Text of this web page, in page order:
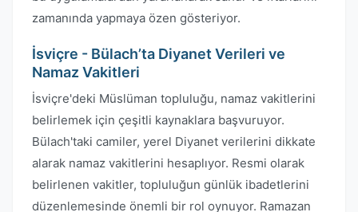
zamanında yapmaya özen gösteriyor.
İsviçre - Bülach’ta Diyanet Verileri ve
Namaz Vakitleri
İsviçre'deki Müslüman topluluğu, namaz vakitlerini
belirlemek için çeşitli kaynaklara başvuruyor.
Bülach'taki camiler, yerel Diyanet verilerini dikkate
alarak namaz vakitlerini hesaplıyor. Resmi olarak
belirlenen vakitler, topluluğun günlük ibadetlerini
düzenlemesinde önemli bir rol oynuyor. Ramazan